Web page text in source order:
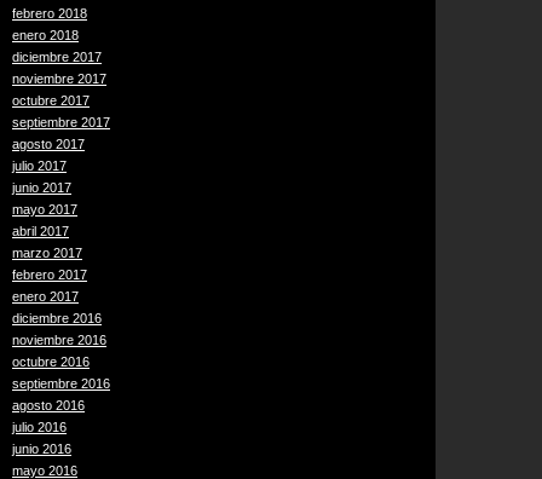
febrero 2018
enero 2018
diciembre 2017
noviembre 2017
octubre 2017
septiembre 2017
agosto 2017
julio 2017
junio 2017
mayo 2017
abril 2017
marzo 2017
febrero 2017
enero 2017
diciembre 2016
noviembre 2016
octubre 2016
septiembre 2016
agosto 2016
julio 2016
junio 2016
mayo 2016